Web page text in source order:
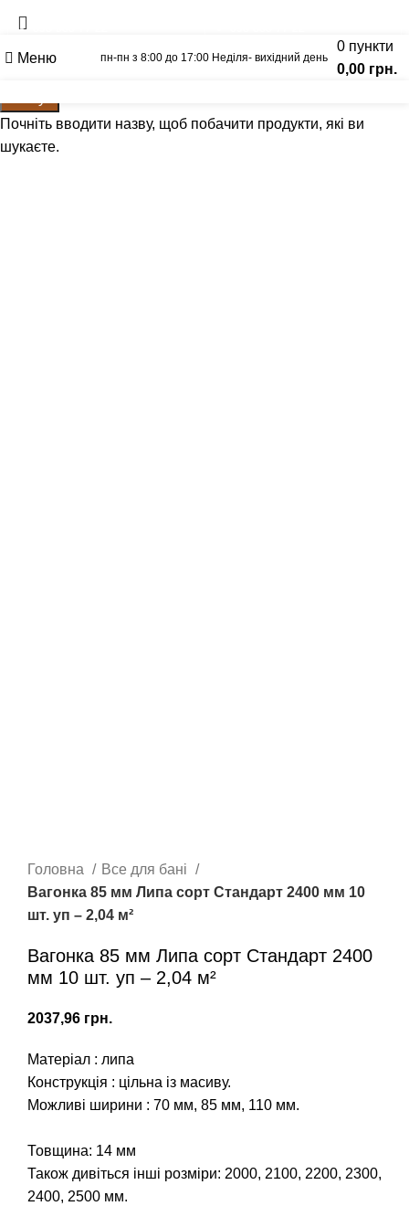
Меню пн-пн з 8:00 до 17:00 Неділя- вихідний день
0 пункти
0,00 грн.
Головна
Все для бані
Вагонка 85 мм Липа сорт Стандарт 2400 мм 10
шт. уп – 2,04 м²
Вагонка 85 мм Липа сорт Стандарт 2400
мм 10 шт. уп – 2,04 м²
грн.
Матеріал : липа
Конструкція : цільна із масиву.
Можливі ширини : 70 мм, 85 мм, 110 мм.
Товщина: 14 мм
Також дивіться інші розміри: 2000, 2100, 2200, 2300,
2400, 2500 мм.
Почніть вводити назву, щоб побачити продукти, які ви
шукаєте.